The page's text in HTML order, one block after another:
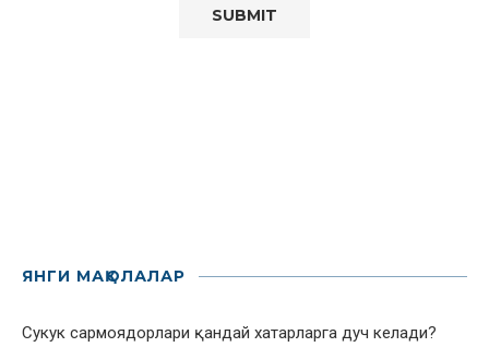
ЯНГИ МАҚОЛАЛАР
Сукук сармоядорлари қандай хатарларга дуч келади?